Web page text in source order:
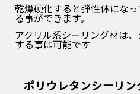
乾燥硬化すると弾性体にな
る事ができます。
アクリル系シーリング材は
する事は可能です
ポリウレタンシーリン